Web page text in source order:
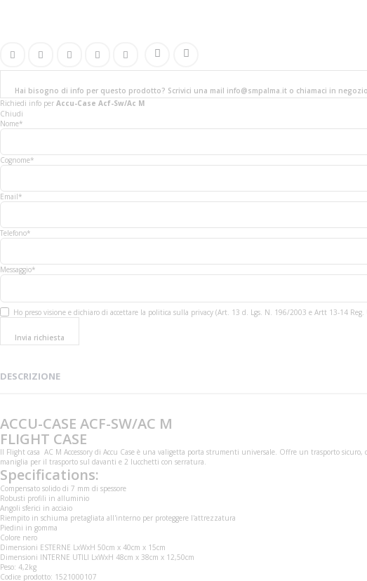
Hai bisogno di info per questo prodotto? Scrivici una mail info@smpalma.it o chiamaci in
Richiedi info per Accu-Case Acf-Sw/Ac M
Chiudi
Nome*
Cognome*
Email*
Telefono*
Messaggio*
Ho preso visione e dichiaro di accettare la politica sulla privacy (Art. 13 d. Lgs. N. 196/2003 e Artt 13-14
Invia richiesta
DESCRIZIONE
ACCU-CASE ACF-SW/AC M
FLIGHT CASE
Il Flight casa AC M Accessory di Accu Case è una valigetta porta strumenti universale. Offre un trasporto
maniglia per il trasporto sul davanti e 2 lucchetti con serratura.
Specifications:
Compensato solido di 7 mm di spessore
Robusti profili in alluminio
Angoli sferici in acciaio
Riempito in schiuma pretagliata all'interno per proteggere l'attrezzatura
Piedini in gomma
Colore nero
Dimensioni ESTERNE LxWxH 50cm x 40cm x 15cm
Dimensioni INTERNE UTILI LxWxH 48cm x 38cm x 12,50cm
Peso: 4,2kg
Codice prodotto: 1521000107